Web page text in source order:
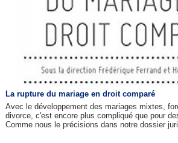
La rupture du mariage en droit comparé
Avec le développement des mariages mixtes,
divorce, c'est encore plus compliqué que pour
Comme nous le précisions dans notre dossier